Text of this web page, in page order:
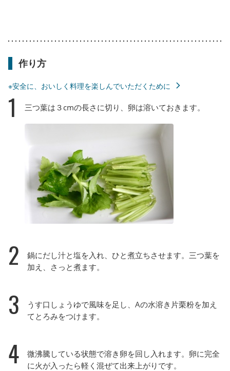
作り方
※安全に、おいしく料理を楽しんでいただくために
1 三つ葉は３cmの長さに切り、卵は溶いておきます。
2
鍋にだし汁と塩を入れ、ひと煮立ちさせます。三つ葉を
加え、さっと煮ます。
3
うす口しょうゆで風味を足し、Aの水溶き片栗粉を加え
てとろみをつけます。
4
微沸騰している状態で溶き卵を回し入れます。卵に完全
に火が入ったら軽く混ぜて出来上がりです。